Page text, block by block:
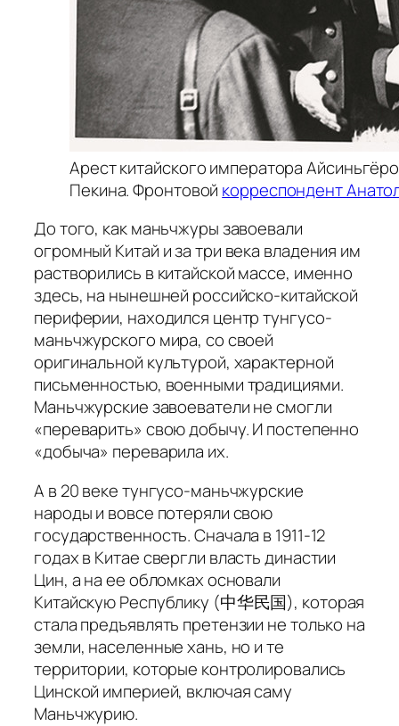
Арест китайского императора
Пекина. Фронтовой корреспондент
До того, как маньчжуры завоевали
огромный Китай и за три века владения им
растворились в китайской массе, именно
здесь, на нынешней российско-китайской
периферии, находился центр тунгусо-
маньчжурского мира, со своей
оригинальной культурой, характерной
письменностью, военными традициями.
Маньчжурские завоеватели не смогли
«переварить» свою добычу. И постепенно
«добыча» переварила их.
А в 20 веке тунгусо-маньчжурские
народы и вовсе потеряли свою
государственность. Сначала в 1911-12
годах в Китае свергли власть династии
Цин, а на ее обломках основали
Китайскую Республику (中华民国), которая
стала предъявлять претензии не только на
земли, населенные хань, но и те
территории, которые контролировались
Цинской империей, включая саму
Маньчжурию.